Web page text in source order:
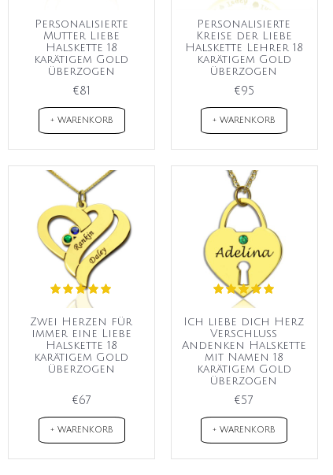
Personalisierte
Mutter Liebe
Halskette 18
karätigem Gold
überzogen
€81
+ WARENKORB
Personalisierte
Kreise der Liebe
Halskette Lehrer 18
karätigem Gold
überzogen
€95
+ WARENKORB
Zwei Herzen für
immer eine Liebe
Halskette 18
karätigem Gold
überzogen
€67
+ WARENKORB
Ich liebe dich Herz
Verschluss
Andenken Halskette
mit Namen 18
karätigem Gold
überzogen
€57
+ WARENKORB